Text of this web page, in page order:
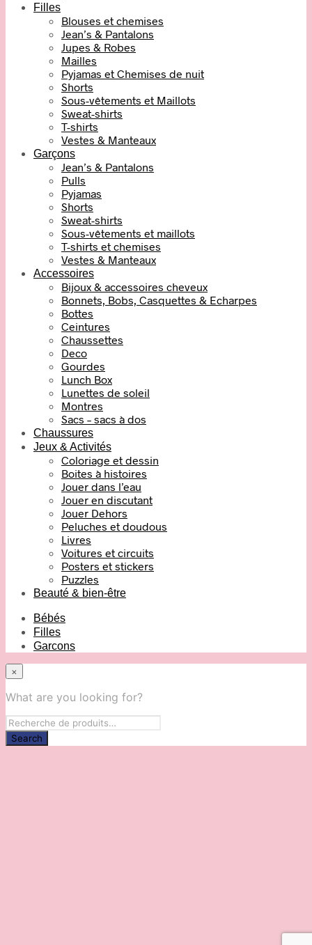
Filles
Blouses et chemises
Jean’s & Pantalons
Jupes & Robes
Mailles
Pyjamas et Chemises de nuit
Shorts
Sous-vêtements et Maillots
Sweat-shirts
T-shirts
Vestes & Manteaux
Garçons
Jean’s & Pantalons
Pulls
Pyjamas
Shorts
Sweat-shirts
Sous-vêtements et maillots
T-shirts et chemises
Vestes & Manteaux
Accessoires
Bijoux & accessoires cheveux
Bonnets, Bobs, Casquettes & Echarpes
Bottes
Ceintures
Chaussettes
Deco
Gourdes
Lunch Box
Lunettes de soleil
Montres
Sacs – sacs à dos
Chaussures
Jeux & Activités
Coloriage et dessin
Boites à histoires
Jouer dans l’eau
Jouer en discutant
Jouer Dehors
Peluches et doudous
Livres
Voitures et circuits
Posters et stickers
Puzzles
Beauté & bien-être
Bébés
Filles
Garcons
×
What are you looking for?